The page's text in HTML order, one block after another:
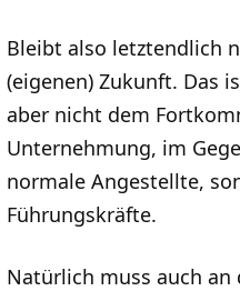
Bleibt also letztendlich
(eigenen) Zukunft. Das
aber nicht dem
Unternehmung, im
normale Angestellte,
Führungskräfte.
Natürlich muss auch